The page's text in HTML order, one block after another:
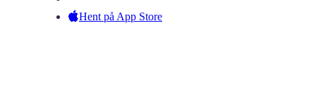
Hent på App Store